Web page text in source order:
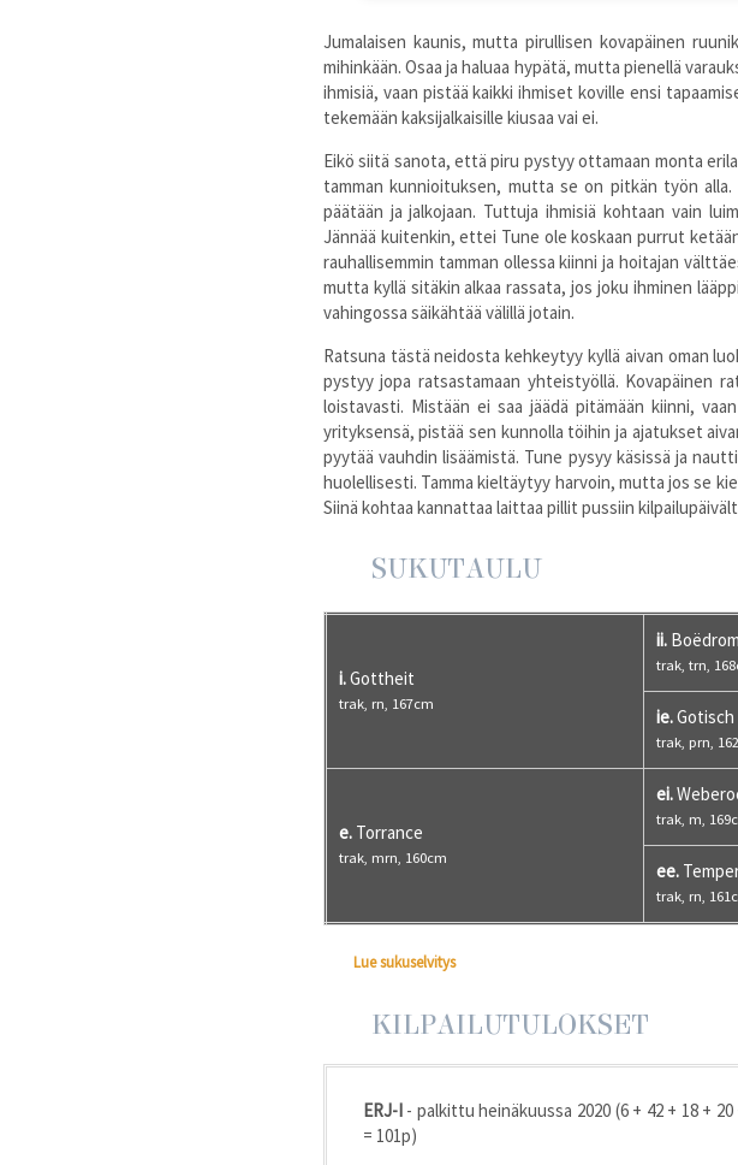
Jumalaisen kaunis, mutta pirullisen kovapäinen
mihinkään. Osaa ja haluaa hypätä, mutta pienellä
ihmisiä, vaan pistää kaikki ihmiset koville ensi
tekemään kaksijalkaisille kiusaa vai ei.
Eikö siitä sanota, että piru pystyy ottamaan monta
tamman kunnioituksen, mutta se on pitkän työn
päätään ja jalkojaan. Tuttuja ihmisiä kohtaan vain
Jännää kuitenkin, ettei Tune ole koskaan purrut
rauhallisemmin tamman ollessa kiinni ja hoitajan
mutta kyllä sitäkin alkaa rassata, jos joku ihminen
vahingossa säikähtää välillä jotain.
Ratsuna tästä neidosta kehkeytyy kyllä aivan oman
pystyy jopa ratsastamaan yhteistyöllä. Kovapäinen
loistavasti. Mistään ei saa jäädä pitämään kiinni,
yrityksensä, pistää sen kunnolla töihin ja ajatukset
pyytää vauhdin lisäämistä. Tune pysyy käsissä ja
huolellisesti. Tamma kieltäytyy harvoin, mutta jos se
Siinä kohtaa kannattaa laittaa pillit pussiin
SUKUTAULU
i.Gottheit
trak, rn, 167cm
ii.
trak, trn,
ie.Gotisch
trak, prn,
e.Torrance
trak, mrn, 160cm
ei.
trak, m,
ee.
trak, rn,
Lue sukuselvitys
KILPAILUTULOKSET
ERJ-I- palkittu heinäkuussa 2020 (6 + 42 + 18 + 20
= 101p)